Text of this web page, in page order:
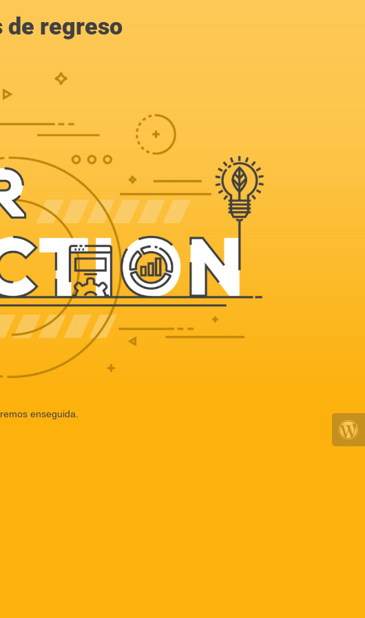
de regreso
enseguida.